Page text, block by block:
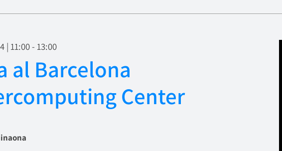
| 11:00- 13:00
al Barcelona
Center